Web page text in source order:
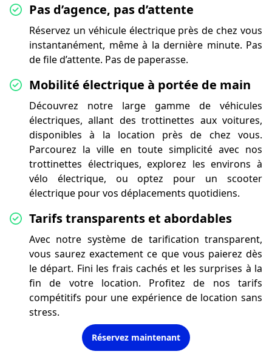
Pas d’agence, pas d’attente
Réservez un véhicule électrique près de chez vous
instantanément, même à la dernière minute. Pas
de file d’attente. Pas de paperasse.
Mobilité électrique à portée de main
Découvrez notre large gamme de véhicules
électriques, allant des trottinettes aux voitures,
disponibles à la location près de chez vous.
Parcourez la ville en toute simplicité avec nos
trottinettes électriques, explorez les environs à
vélo électrique, ou optez pour un scooter
électrique pour vos déplacements quotidiens.
Tarifs transparents et abordables
Avec notre système de tarification transparent,
vous saurez exactement ce que vous paierez dès
le départ. Fini les frais cachés et les surprises à la
fin de votre location. Profitez de nos tarifs
compétitifs pour une expérience de location sans
stress.
Réservez maintenant